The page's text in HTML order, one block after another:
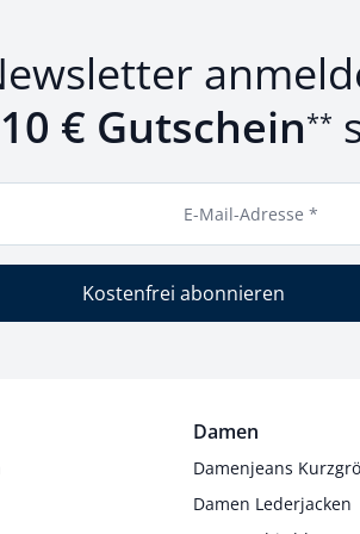
10 € Gutschein**
E-Mail-Adresse *
Kostenfrei abonnieren
Damen
Damenjeans
Damen Lederjacken